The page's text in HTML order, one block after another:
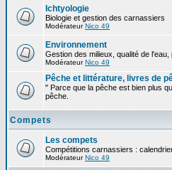
Ichtyologie
Biologie et gestion des carnassiers
ModérateurNico 49
Environnement
Gestion des milieux, qualité de l'eau,
ModérateurNico 49
Pêche et littérature, livres de
" Parce que la pêche est bien plus
pêche.
Compets
Les compets
Compétitions carnassiers :
ModérateurNico 49